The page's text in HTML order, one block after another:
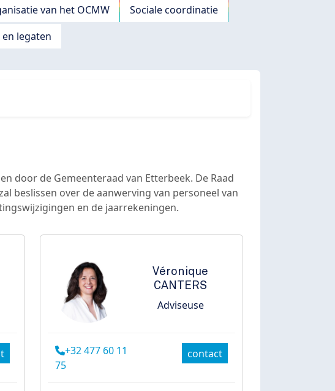
van het OCMW
Sociale coordinatie
legaten
door de Gemeenteraad van Etterbeek. De Raad
beslissen over de aanwerving van personeel van
en de jaarrekeningen.
Véronique
CANTERS
Adviseuse
+32 477 60 11
75
contact